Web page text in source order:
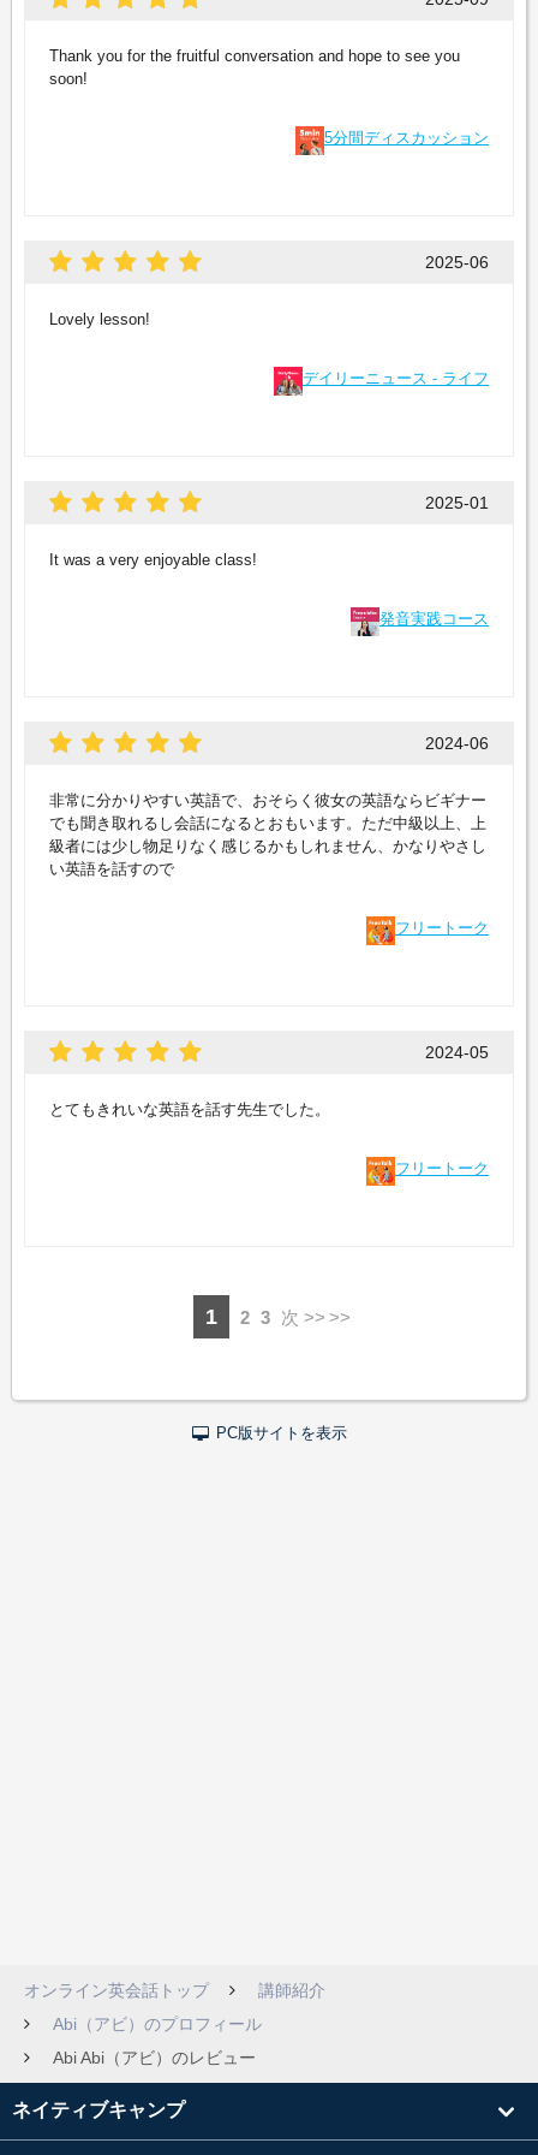
Thank you for the fruitful conversation and hope to see you
soon!
5分間ディスカッション
2025-06
Lovely lesson!
デイリーニュース - ライフ
2025-01
It was a very enjoyable class!
発音実践コース
2024-06
非常に分かりやすい英語で、おそらく彼女の英語ならビギナー
でも聞き取れるし会話になるとおもいます。ただ中級以上、上
級者には少し物足りなく感じるかもしれません、かなりやさし
い英語を話すので
フリートーク
2024-05
とてもきれいな英語を話す先生でした。
フリートーク
1 2 3 次 >>
PC版サイトを表示
オンライン英会話トップ
講師紹介
Abi（アビ）のプロフィール
Abi Abi（アビ）のレビュー
ネイティブキャンプ